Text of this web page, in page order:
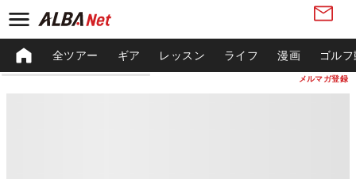
メルマガ登録
全ツアー ギア レッスン ライフ 漫画 ゴル